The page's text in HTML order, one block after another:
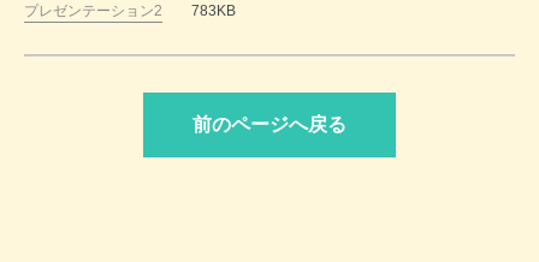
プレゼンテーション2 783KB
前のページへ戻る